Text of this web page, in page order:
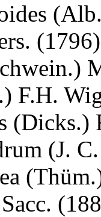
(1796)
F.H.
(Dicks.)
(J.